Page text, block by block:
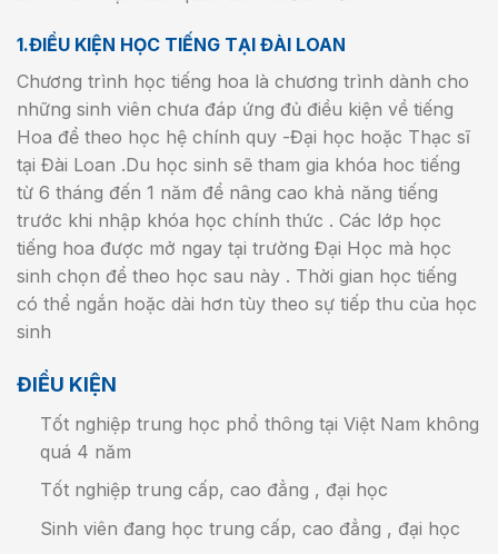
1.ĐIỀU KIỆN HỌC TIẾNG TẠI ĐÀI LOAN
Chương trình học tiếng hoa là chương trình dành cho
những sinh viên chưa đáp ứng đủ điều kiện về tiếng
Hoa để theo học hệ chính quy -Đại học hoặc Thạc sĩ
tại Đài Loan .Du học sinh sẽ tham gia khóa hoc tiếng
từ 6 tháng đến 1 năm để nâng cao khả năng tiếng
trước khi nhập khóa học chính thức . Các lớp học
tiếng hoa được mở ngay tại trường Đại Học mà học
sinh chọn để theo học sau này . Thời gian học tiếng
có thể ngắn hoặc dài hơn tùy theo sự tiếp thu của học
sinh
ĐIỀU KIỆN
Tốt nghiệp trung học phổ thông tại Việt Nam không
quá 4 năm
Tốt nghiệp trung cấp, cao đẳng , đại học
Sinh viên đang học trung cấp, cao đẳng , đại học